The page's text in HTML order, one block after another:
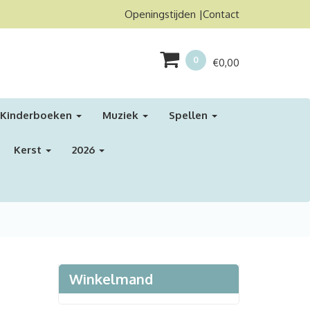
Openingstijden Contact
0 €0,00
Kinderboeken Muziek Spellen
Kerst 2026
Winkelmand